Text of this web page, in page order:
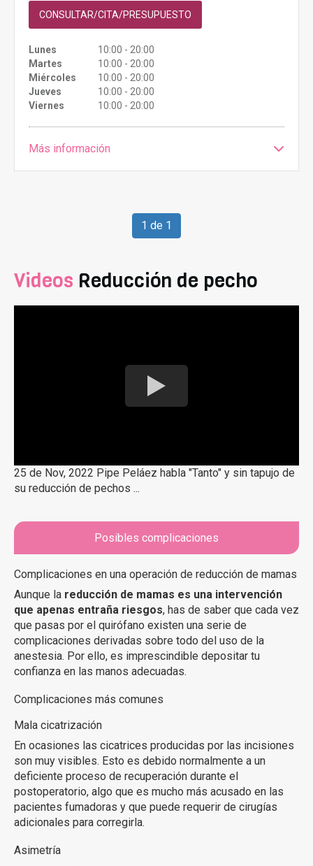
CONSULTAR/CITA/PRESUPUESTO
Lunes
10:00 - 20:00
Martes
10:00 - 20:00
Miércoles
10:00 - 20:00
Jueves
10:00 - 20:00
Viernes
10:00 - 20:00
Más información
1 de 1
Videos Reducción de pecho
25 de Nov, 2022 Pipe Peláez habla "Tanto" y sin tapujo de
su reducción de pechos ...
Posibles complicaciones
Complicaciones en una operación de reducción de mamas
Aunque la reducción de mamas es una intervención
que apenas entraña riesgos, has de saber que cada vez
que pasas por el quirófano existen una serie de
complicaciones derivadas sobre todo del uso de la
anestesia. Por ello, es imprescindible depositar tu
confianza en las manos adecuadas.
Complicaciones más comunes
Mala cicatrización
En ocasiones las cicatrices producidas por las incisiones
son muy visibles. Esto es debido normalmente a un
deficiente proceso de recuperación durante el
postoperatorio, algo que es mucho más acusado en las
pacientes fumadoras y que puede requerir de cirugías
adicionales para corregirla.
Asimetría